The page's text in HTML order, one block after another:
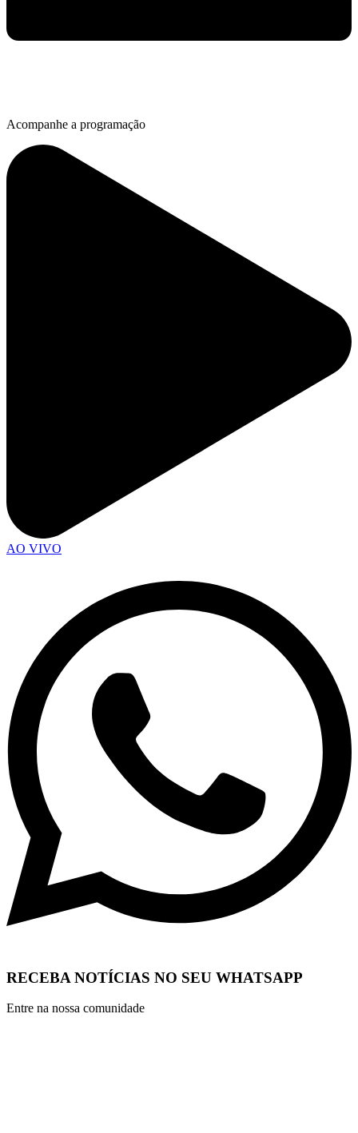
Acompanhe a programação
AO VIVO
RECEBA NOTÍCIAS NO SEU WHATSAPP
Entre na nossa comunidade